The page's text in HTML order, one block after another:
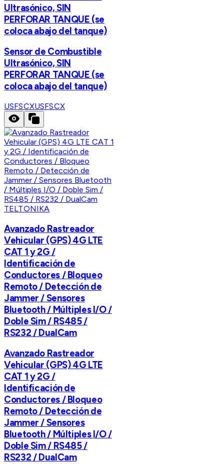
Ultrasónico, SIN
PERFORAR TANQUE (se
coloca abajo del tanque)
Sensor de Combustible
Ultrasónico, SIN
PERFORAR TANQUE (se
coloca abajo del tanque)
USFSCXUSFSCX
TELTONIKA
Avanzado Rastreador
Vehicular (GPS) 4G LTE
CAT 1 y 2G /
Identificación de
Conductores / Bloqueo
Remoto / Detección de
Jammer / Sensores
Bluetooth / Múltiples I/O /
Doble Sim / RS485 /
RS232 / DualCam
Avanzado Rastreador
Vehicular (GPS) 4G LTE
CAT 1 y 2G /
Identificación de
Conductores / Bloqueo
Remoto / Detección de
Jammer / Sensores
Bluetooth / Múltiples I/O /
Doble Sim / RS485 /
RS232 / DualCam